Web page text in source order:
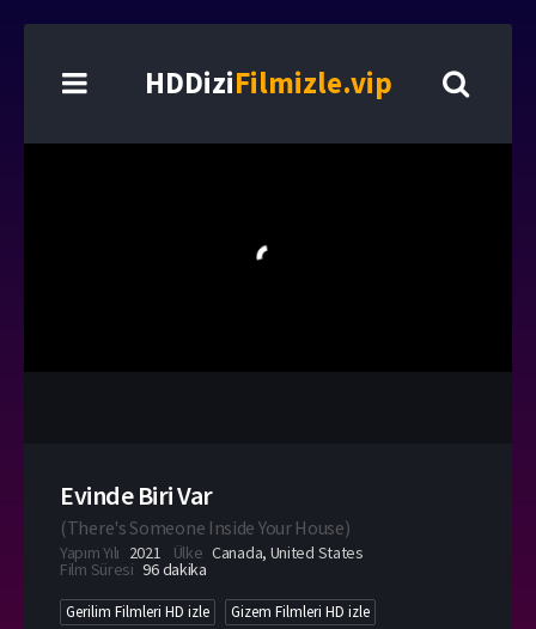
HDDiziFilmizle.vip
Evinde Biri Var
(There's Someone Inside Your House)
Yapım Yılı 2021 Ülke Canada, United States
Film Süresi 96 dakika
Gerilim Filmleri HD izle
Gizem Filmleri HD izle